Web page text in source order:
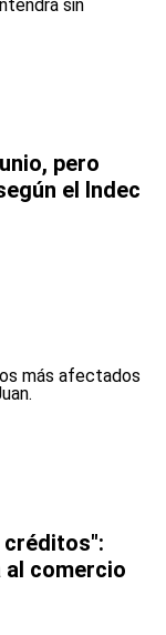
pero
el Indec
créditos":
al comercio